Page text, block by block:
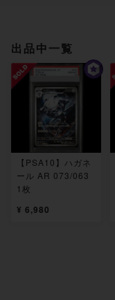
出品中一覧
【PSA10】ハガネ
ール AR 073/063
1枚
¥ 6,980